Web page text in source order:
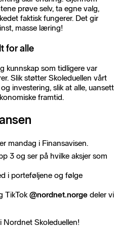
prøve selv, ta egne valg,
faktisk fungerer. Det gir
masse læring!
for alle
kunnskap som tidligere var
Slik støtter Skoleduellen vårt
investering, slik at alle, uansett
framtid.
mandag i Finansavisen.
3 og ser på hvilke aksjer som
i porteføljene og følge
TikTok@nordnet.norge deler vi
Nordnet Skoleduellen!